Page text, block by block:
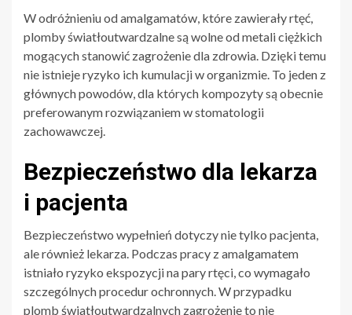
W odróżnieniu od amalgamatów, które zawierały rtęć,
plomby światłoutwardzalne są wolne od metali ciężkich
mogących stanowić zagrożenie dla zdrowia. Dzięki temu
nie istnieje ryzyko ich kumulacji w organizmie. To jeden z
głównych powodów, dla których kompozyty są obecnie
preferowanym rozwiązaniem w stomatologii
zachowawczej.
Bezpieczeństwo dla lekarza
i pacjenta
Bezpieczeństwo wypełnień dotyczy nie tylko pacjenta,
ale również lekarza. Podczas pracy z amalgamatem
istniało ryzyko ekspozycji na pary rtęci, co wymagało
szczególnych procedur ochronnych. W przypadku
plomb światłoutwardzalnych zagrożenie to nie